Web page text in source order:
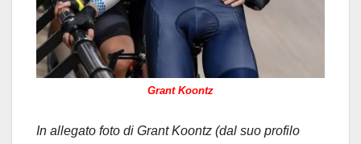
Grant Koontz
In allegato foto di Grant Koontz (dal suo profilo